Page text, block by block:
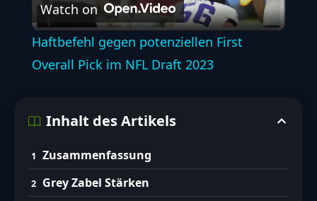
Video
Watch on
Haftbefehl gegen potenziellen First
Overall Pick im NFL Draft 2023
Inhalt des Artikels
Zusammenfassung
Grey Zabel Stärken